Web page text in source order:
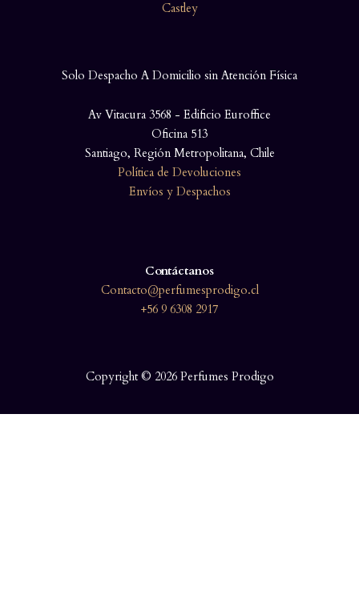
Castley
Solo Despacho A Domicilio sin Atención Física
Av Vitacura 3568 - Edificio Euroffice
Oficina 513
Santiago, Región Metropolitana, Chile
Política de Devoluciones
Envíos y Despachos
Contáctanos
Contacto@perfumesprodigo.cl
+56 9 6308 2917
Copyright © 2026 Perfumes Prodigo